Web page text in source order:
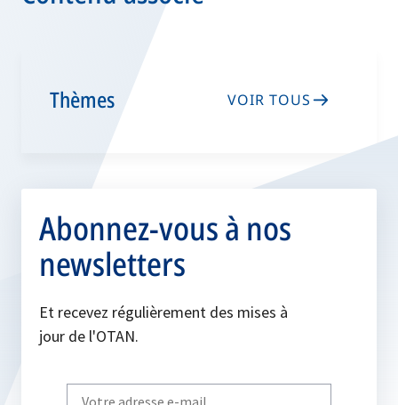
Thèmes VOIR TOUS
Abonnez-vous à nos
newsletters
Et recevez régulièrement des mises à
jour de l'OTAN.
Write